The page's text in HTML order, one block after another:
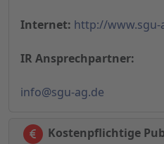
Internet: http://www.sgu-
IR Ansprechpartner:
info@sgu-ag.de
Kostenpflichtige